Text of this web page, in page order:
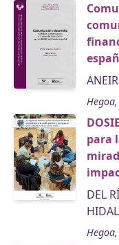
para
DEL